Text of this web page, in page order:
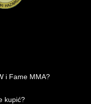
i Fame MMA?
kupić?